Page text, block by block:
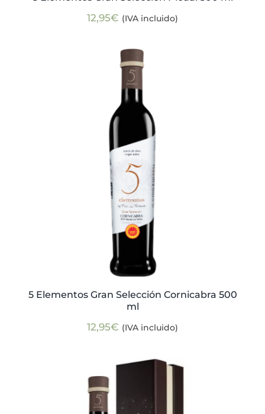
12,95€ (IVA incluido)
5 Elementos Gran Selección Cornicabra 500
ml
12,95€ (IVA incluido)